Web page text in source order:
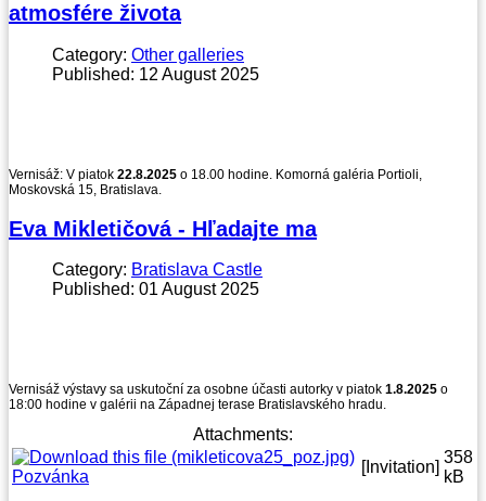
atmosfére života
Category: Other galleries
Published: 12 August 2025
Vernisáž: V piatok 22.8.2025 o 18.00 hodine. Komorná galéria Portioli,
Moskovská 15, Bratislava.
Eva Mikletičová - Hľadajte ma
Category: Bratislava Castle
Published: 01 August 2025
Vernisáž výstavy sa uskutoční za osobne účasti autorky v piatok 1.8.2025 o
18:00 hodine v galérii na Západnej terase Bratislavského hradu.
Attachments:
Pozvánka
[Invitation]
358
kB